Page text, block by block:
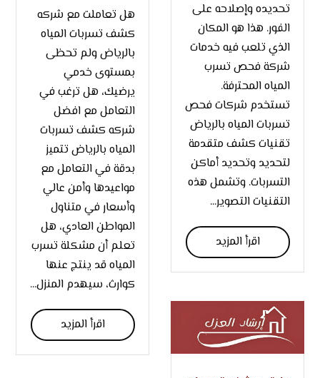
تحديده وإصلاحه على
الفور. هذا هو المكان
الذي تلعب فيه خدمات
شركة فحص تسرب
المياه المحترفة.
تستخدم شركات فحص
تسربات المياه بالرياض
تقنيات كشف متقدمة
لتحديد وتحديد أماكن
التسربات. وتشمل هذه
التقنيات التصوير...
اقرأ المزيد
هل تعاملت مع شركه
كشف تسربات المياه
بالرياض ولم تحظى
بمستوى خدمي
يرضيك، هل ترغب في
التعامل مع افضل
شركه كشف تسربات
المياه بالرياض تتميز
بدقة في التعامل مع
مواعيدها وأمن عالي
وأسعار في متناول
المواطن العادي، هل
تعلم أن مشكلة تسرب
المياه قد ينتج عنها
كوارث، سيهدم المنزل...
اقرأ المزيد